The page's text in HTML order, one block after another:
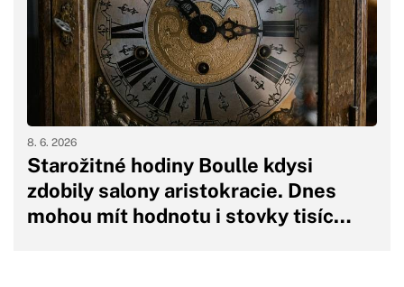
Starožitné hodiny Boulle kdysi
zdobily salony aristokracie. Dnes
mohou mít hodnotu i stovky tisíc…
8. 6. 2026